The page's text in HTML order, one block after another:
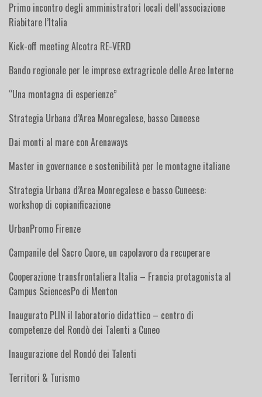
Primo incontro degli amministratori locali dell’associazione
Riabitare l’Italia
Kick-off meeting Alcotra RE-VERD
Bando regionale per le imprese extragricole delle Aree Interne
“Una montagna di esperienze”
Strategia Urbana d’Area Monregalese, basso Cuneese
Dai monti al mare con Arenaways
Master in governance e sostenibilità per le montagne italiane
Strategia Urbana d’Area Monregalese e basso Cuneese:
workshop di copianificazione
UrbanPromo Firenze
Campanile del Sacro Cuore, un capolavoro da recuperare
Cooperazione transfrontaliera Italia – Francia protagonista al
Campus SciencesPo di Menton
Inaugurato PLIN il laboratorio didattico – centro di
competenze del Rondò dei Talenti a Cuneo
Inaugurazione del Rondó dei Talenti
Territori & Turismo